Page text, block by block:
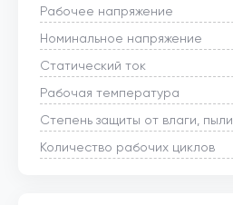
Рабочее напряжение
Номинальное напряжение
Статический ток
Рабочая температура
Степень защиты от влаги, пыли
Количество рабочих циклов